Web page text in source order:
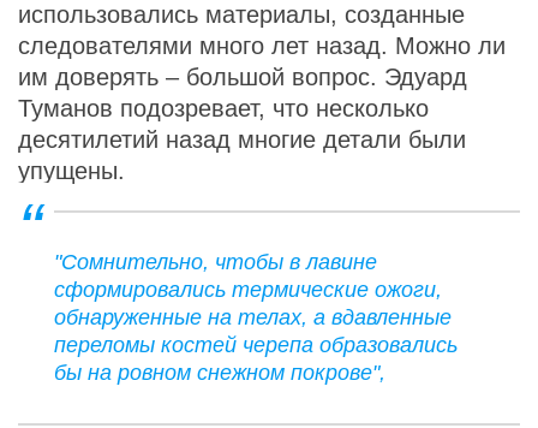
использовались материалы, созданные
следователями много лет назад. Можно ли
им доверять – большой вопрос. Эдуард
Туманов подозревает, что несколько
десятилетий назад многие детали были
упущены.
"Сомнительно, чтобы в лавине
сформировались термические ожоги,
обнаруженные на телах, а вдавленные
переломы костей черепа образовались
бы на ровном снежном покрове",